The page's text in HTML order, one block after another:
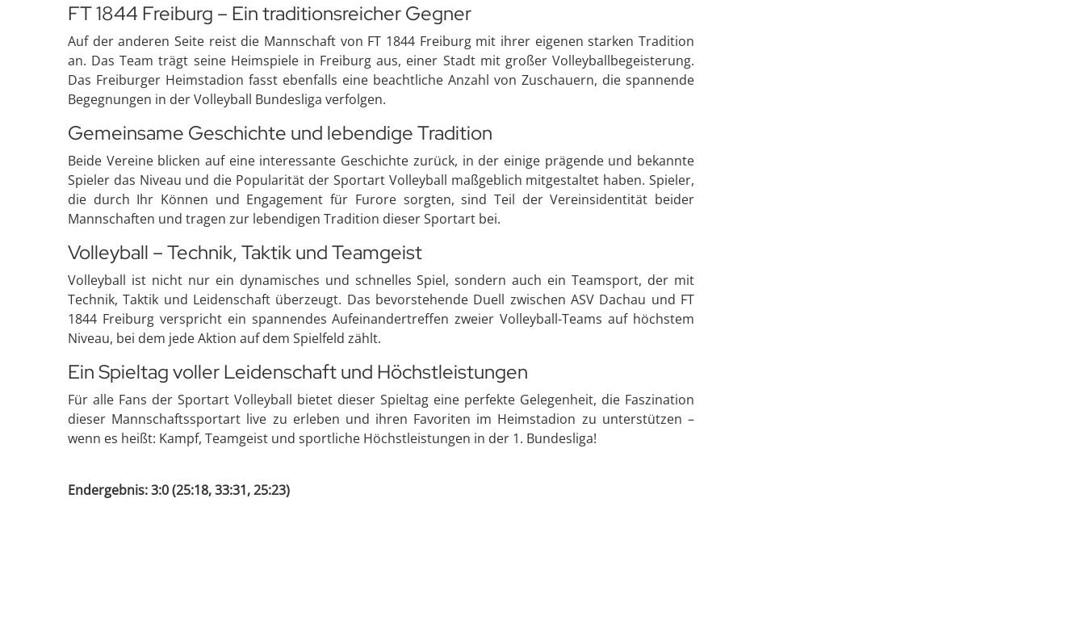
FT 1844 Freiburg – Ein traditionsreicher Gegner
Auf der anderen Seite reist die Mannschaft von FT 1844 Freiburg mit ihrer eigenen starken Tradition
an. Das Team trägt seine Heimspiele in Freiburg aus, einer Stadt mit großer Volleyballbegeisterung.
Das Freiburger Heimstadion fasst ebenfalls eine beachtliche Anzahl von Zuschauern, die spannende
Begegnungen in der Volleyball Bundesliga verfolgen.
Gemeinsame Geschichte und lebendige Tradition
Beide Vereine blicken auf eine interessante Geschichte zurück, in der einige prägende und bekannte
Spieler das Niveau und die Popularität der Sportart Volleyball maßgeblich mitgestaltet haben. Spieler,
die durch Ihr Können und Engagement für Furore sorgten, sind Teil der Vereinsidentität beider
Mannschaften und tragen zur lebendigen Tradition dieser Sportart bei.
Volleyball – Technik, Taktik und Teamgeist
Volleyball ist nicht nur ein dynamisches und schnelles Spiel, sondern auch ein Teamsport, der mit
Technik, Taktik und Leidenschaft überzeugt. Das bevorstehende Duell zwischen ASV Dachau und FT
1844 Freiburg verspricht ein spannendes Aufeinandertreffen zweier Volleyball-Teams auf höchstem
Niveau, bei dem jede Aktion auf dem Spielfeld zählt.
Ein Spieltag voller Leidenschaft und Höchstleistungen
Für alle Fans der Sportart Volleyball bietet dieser Spieltag eine perfekte Gelegenheit, die Faszination
dieser Mannschaftssportart live zu erleben und ihren Favoriten im Heimstadion zu unterstützen –
wenn es heißt: Kampf, Teamgeist und sportliche Höchstleistungen in der 1. Bundesliga!
Endergebnis: 3:0 (25:18, 33:31, 25:23)